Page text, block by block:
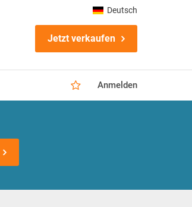
Jetzt verkaufen
Anmelden
Deutsch